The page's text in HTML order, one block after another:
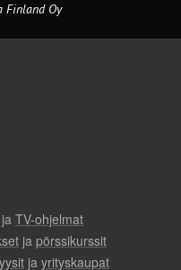
Finland Oy